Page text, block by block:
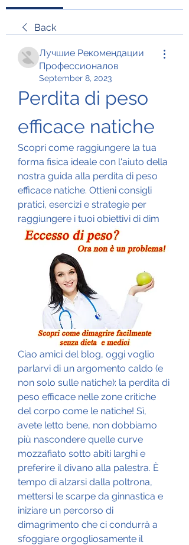
Back
Лучшие Рекомендации
Профессионалов
September 8, 2023
Perdita di peso
efficace natiche
Scopri come raggiungere la tua
forma fisica ideale con l'aiuto della
nostra guida alla perdita di peso
efficace natiche. Ottieni consigli
pratici, esercizi e strategie per
raggiungere i tuoi obiettivi di dim
Ciao amici del blog, oggi voglio
parlarvi di un argomento caldo (e
non solo sulle natiche): la perdita di
peso efficace nelle zone critiche
del corpo come le natiche! Sì,
avete letto bene, non dobbiamo
più nascondere quelle curve
mozzafiato sotto abiti larghi e
preferire il divano alla palestra. È
tempo di alzarsi dalla poltrona,
mettersi le scarpe da ginnastica e
iniziare un percorso di
dimagrimento che ci condurrà a
sfoggiare orgogliosamente il